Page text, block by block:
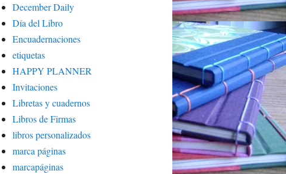
December Daily
Día del Libro
Encuadernaciones
etiquetas
HAPPY PLANNER
Invitaciones
Libretas y cuadernos
Libros de Firmas
libros personalizados
marca páginas
marcapáginas